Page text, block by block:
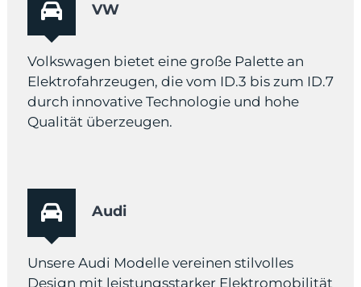
VW
Volkswagen bietet eine große Palette an
Elektrofahrzeugen, die vom ID.3 bis zum ID.7
durch innovative Technologie und hohe
Qualität überzeugen.
Audi
Unsere Audi Modelle vereinen stilvolles
Design mit leistungsstarker Elektromobilität